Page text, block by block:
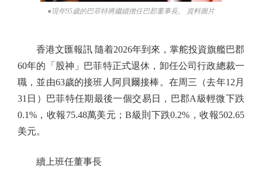
●現年95歲的巴菲特將繼續擔任巴郡董事長。 資料圖片
香港文匯報訊 隨着2026年到來，掌舵投資旗艦巴郡
60年的「股神」巴菲特正式退休，卸任公司行政總裁一
職，並由63歲的接班人阿貝爾接棒。在周三（去年12月
31日）巴菲特任期最後一個交易日，巴郡A級輕微下跌
0.1%，收報75.48萬美元；B級則下跌0.2%，收報502.65
美元。
續上班任董事長